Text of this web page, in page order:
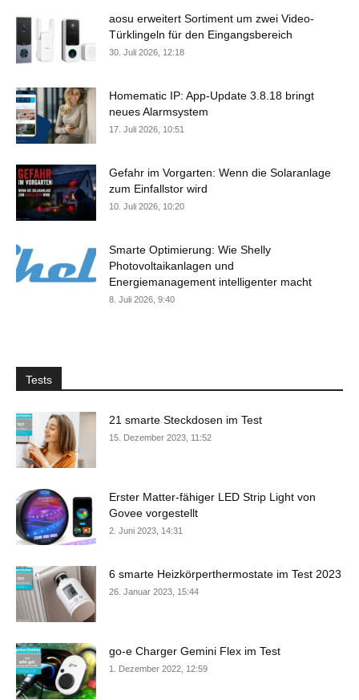
aosu erweitert Sortiment um zwei Video-
Türklingeln für den Eingangsbereich
30. Juli 2026, 12:18
Homematic IP: App-Update 3.8.18 bringt
neues Alarmsystem
17. Juli 2026, 10:51
Gefahr im Vorgarten: Wenn die Solaranlage
zum Einfallstor wird
10. Juli 2026, 10:20
Smarte Optimierung: Wie Shelly
Photovoltaikanlagen und
Energiemanagement intelligenter macht
8. Juli 2026, 9:40
Tests
21 smarte Steckdosen im Test
15. Dezember 2023, 11:52
Erster Matter-fähiger LED Strip Light von
Govee vorgestellt
2. Juni 2023, 14:31
6 smarte Heizkörperthermostate im Test 2023
26. Januar 2023, 15:44
go-e Charger Gemini Flex im Test
1. Dezember 2022, 12:59